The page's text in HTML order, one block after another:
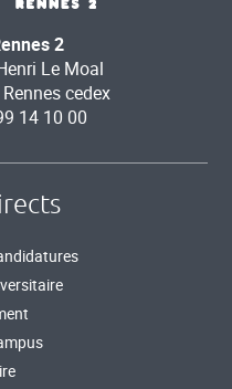
2
Le Moal
cedex
14 10 00